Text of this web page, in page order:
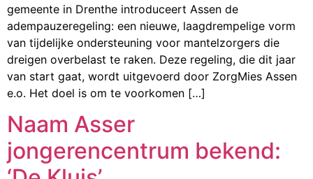
gemeente in Drenthe introduceert Assen de
adempauzeregeling: een nieuwe, laagdrempelige vorm
van tijdelijke ondersteuning voor mantelzorgers die
dreigen overbelast te raken. Deze regeling, die dit jaar
van start gaat, wordt uitgevoerd door ZorgMies Assen
e.o. Het doel is om te voorkomen […]
Naam Asser
jongerencentrum bekend: